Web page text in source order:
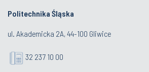
Politechnika Śląska
ul. Akademicka 2A, 44-100 Gliwice
32 237 10 00